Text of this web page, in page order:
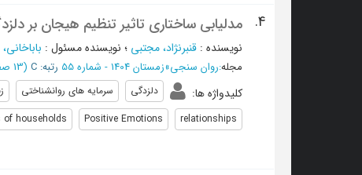
4. مدلیابی ساختاری تاثیر تنظیم هیجان بر
نویسنده : قنبرنژاد، مجتبی ؛ نویسنده مسئول :
مجله:روان سنجی»زمستان 1404 - شماره 55 رتبه: C (‎13 صفحه -
کلیدواژه ها: دلزدگی سرمایه های روانشناختی
relationships
Positive Emotions
of households